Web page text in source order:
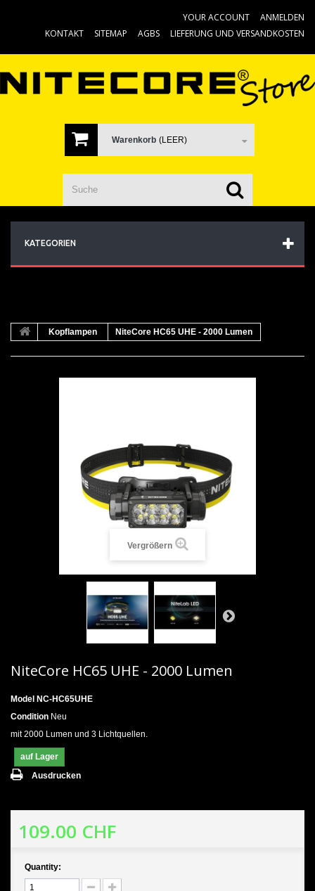
ANMELDEN
YOUR ACCOUNT
KONTAKT
SITEMAP AGBS LIEFERUNG UND VERSANDKOSTEN
Warenkorb (LEER)
KATEGORIEN
Kopflampen NiteCore HC65 UHE - 2000 Lumen
Vergrößern
NiteCore HC65 UHE - 2000 Lumen
Model NC-HC65UHE
Condition Neu
mit 2000 Lumen und 3 Lichtquellen.
auf Lager
Ausdrucken
109.00 CHF
Quantity: